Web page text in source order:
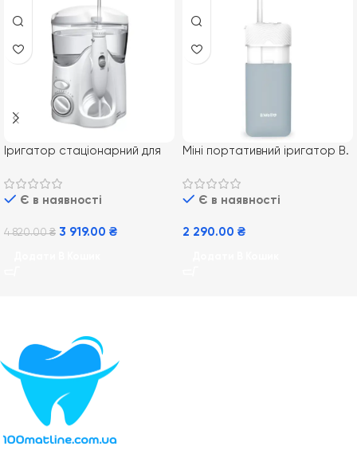
Іригатор стаціонарний для
WP-100 ULTRA
Є в наявності
4 820.00₴ 3 919.00 ₴
Міні портативний іригатор B.
Є в наявності
2 290.00 ₴